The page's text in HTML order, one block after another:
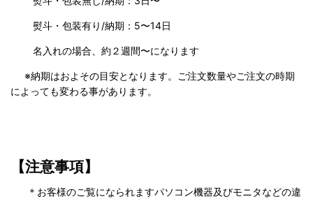
熨斗・包装有り/納期：5〜14日
名入れの場合、約２週間〜になります
※納期はおよその目安となります。ご注文数量やご注文の時期
によっても変わる事があります。
【注意事項】
＊お客様のご覧になられますパソコン機器及びモニタなどの違